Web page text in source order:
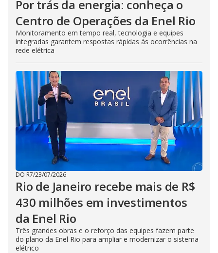
Por trás da energia: conheça o
Centro de Operações da Enel Rio
Monitoramento em tempo real, tecnologia e equipes
integradas garantem respostas rápidas às ocorrências na
rede elétrica
DO R7/23/07/2026
Rio de Janeiro recebe mais de R$
430 milhões em investimentos
da Enel Rio
Três grandes obras e o reforço das equipes fazem parte
do plano da Enel Rio para ampliar e modernizar o sistema
elétrico